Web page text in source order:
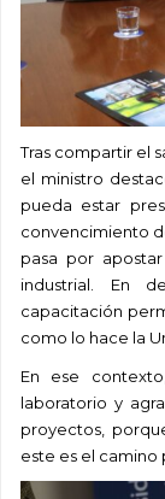
Tras compartir el
el ministro
pueda estar
convencimiento
pasa por
industrial. En
capacitación
como lo hace la
En ese
laboratorio y
proyectos,
este es el camino